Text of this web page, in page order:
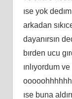
ıse yok
arkadan
dayanırsın
bırden ucu
ınlıyordum
ıse buna